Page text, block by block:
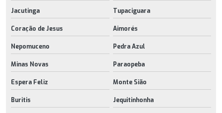
Jacutinga Tupaciguara
Coração de Jesus Aimorés
Nepomuceno Pedra Azul
Minas Novas Paraopeba
Espera Feliz Monte Sião
Buritis Jequitinhonha